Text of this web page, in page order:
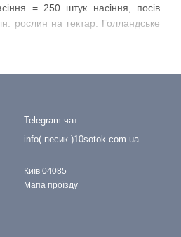
= 250 штук насіння, посів
рослин на гектар. Голландське
Telegram чат
info( песик )10sotok.com.ua
Київ 04085
Мапа проїзду